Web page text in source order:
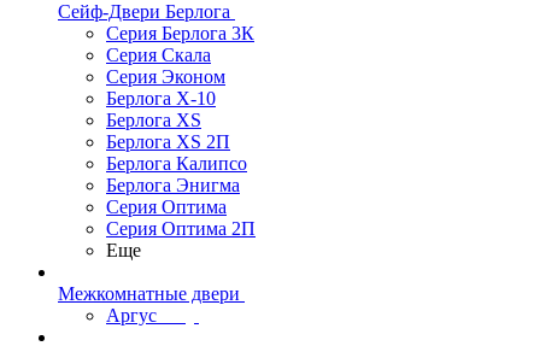
Сейф-Двери Берлога
Серия Берлога 3К
Серия Скала
Серия Эконом
Берлога X-10
Берлога XS
Берлога XS 2П
Берлога Калипсо
Берлога Энигма
Серия Оптима
Серия Оптима 2П
Еще
Межкомнатные двери
Аргус